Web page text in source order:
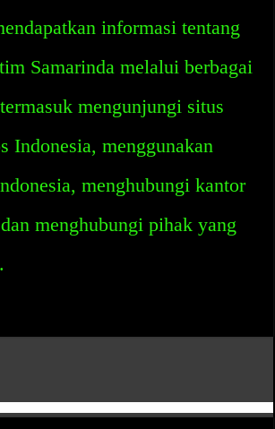
informasi tentang
Samarinda melalui berbagai
mengunjungi situs
Indonesia, menggunakan
menghubungi kantor
menghubungi pihak yang